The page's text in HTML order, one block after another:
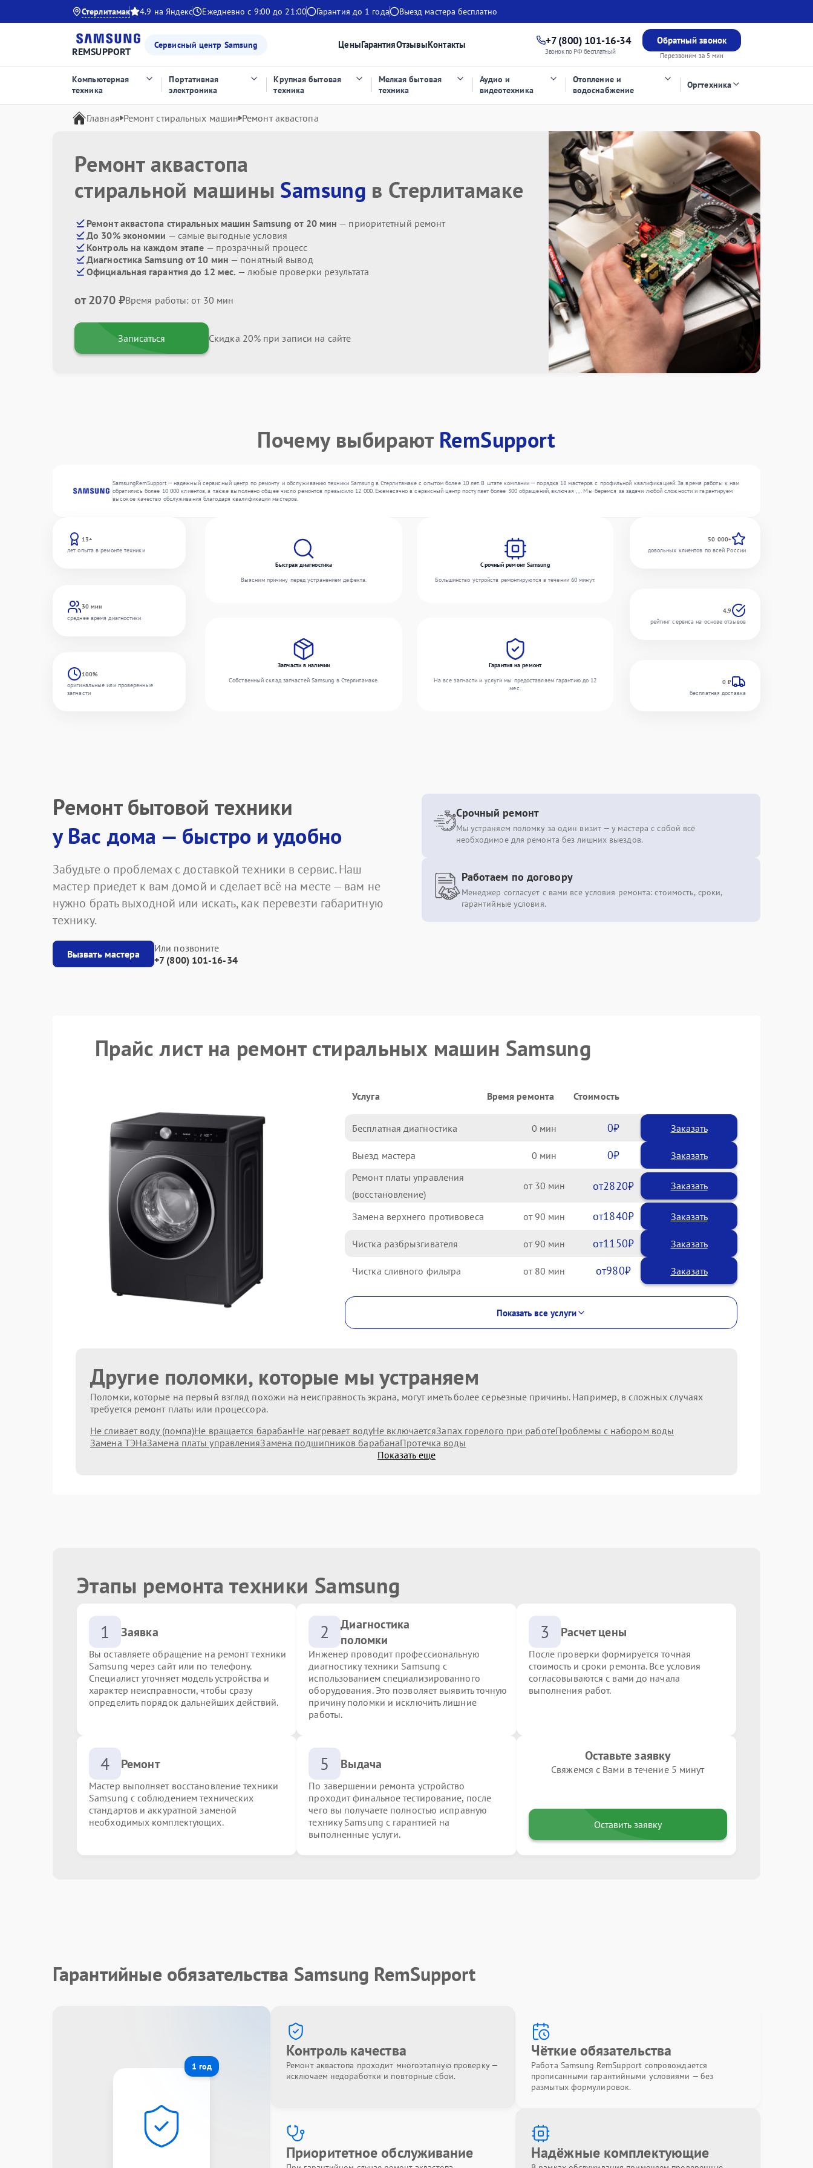
Стерлитамак 4.9 на Яндекс Ежедневно с 9:00 до 21:00 Гарантия до 1 года Выезд мастера бесплатно
REMSUPPORT
Сервисный центр Samsung ЦеныГарантияОтзывыКонтакты +7 (800) 101-16-34
Звонок по РФ бесплатный
Обратный звонок
Перезвоним за 5 мин
Компьютерная
техника
Портативная
электроника
Крупная бытовая
техника
Мелкая бытовая
техника
Аудио и
видеотехника
Отопление и
водоснабжение
Оргтехника
Главная Ремонт стиральных машин Ремонт аквастопа
Ремонт аквастопа
стиральной машины Samsung в Стерлитамаке
Ремонт аквастопа стиральных машин Samsung от 20 мин — приоритетный ремонт
До 30% экономии — самые выгодные условия
Контроль на каждом этапе — прозрачный процесс
Диагностика Samsung от 10 мин — понятный вывод
Официальная гарантия до 12 мес. — любые проверки результата
от 2070 ₽Время работы: от 30 мин
Записаться Скидка 20% при записи на сайте
Почему выбирают RemSupport
SamsungRemSupport — надежный сервисный центр по ремонту и обслуживанию техники Samsung в Стерлитамаке с опытом более 10 лет. В штате компании — порядка 18 мастеров с профильной квалификацией. За время работы к нам
обратились более 10 000 клиентов, а также выполнено общее число ремонтов превысило 12 000. Ежемесячно в сервисный центр поступает более 300 обращений, включая , , . Мы беремся за задачи любой сложности и гарантируем
высокое качество обслуживания благодаря квалификации мастеров.
13+
лет опыта в ремонте техники
30 мин
среднее время диагностики
100%
оригинальные или проверенные
запчасти
Быстрая диагностика
Выясним причину перед устранением дефекта.
Срочный ремонт Samsung
Большинство устройств ремонтируются в течении 60 минут.
Запчасти в наличии
Собственный склад запчастей Samsung в Стерлитамаке.
Гарантия на ремонт
На все запчасти и услуги мы предоставляем гарантию до 12
мес.
50 000+
довольных клиентов по всей России
4.9
рейтинг сервиса на основе отзывов
0 ₽
бесплатная доставка
Ремонт бытовой техники
у Вас дома — быстро и удобно
Забудьте о проблемах с доставкой техники в сервис. Наш
мастер приедет к вам домой и сделает всё на месте — вам не
нужно брать выходной или искать, как перевезти габаритную
технику.
Вызвать мастера
Или позвоните
+7 (800) 101-16-34
Срочный ремонт
Мы устраняем поломку за один визит — у мастера с собой всё
необходимое для ремонта без лишних выездов.
Работаем по договору
Менеджер согласует с вами все условия ремонта: стоимость, сроки,
гарантийные условия.
Прайс лист на ремонт стиральных машин Samsung
Услуга Время ремонта Стоимость
Бесплатная диагностика 0 0 Заказать
Выезд мастера 0 0
Заказать
Ремонт платы управления
(восстановление)
30 2820
Замена верхнего противовеса 90 1840
Чистка разбрызгивателя 90 1150
Чистка сливного фильтра 80 980
Показать все услуги
Другие поломки, которые мы устраняем
Поломки, которые на первый взгляд похожи на неисправность экрана, могут иметь более серьезные причины. Например, в сложных случаях
требуется ремонт платы или процессора.
Не сливает воду (помпа)Не вращается барабанНе нагревает водуНе включаетсяЗапах горелого при работеПроблемы с набором воды
Замена ТЭНаЗамена платы управленияЗамена подшипников барабанаПротечка воды
Показать еще
Этапы ремонта техники Samsung
1 Заявка
Вы оставляете обращение на ремонт техники
Samsung через сайт или по телефону.
Специалист уточняет модель устройства и
характер неисправности, чтобы сразу
определить порядок дальнейших действий.
2
Диагностика
поломки
Инженер проводит профессиональную
диагностику техники Samsung с
использованием специализированного
оборудования. Это позволяет выявить точную
причину поломки и исключить лишние
работы.
3 Расчет цены
После проверки формируется точная
стоимость и сроки ремонта. Все условия
согласовываются с вами до начала
выполнения работ.
4 Ремонт
Мастер выполняет восстановление техники
Samsung с соблюдением технических
стандартов и аккуратной заменой
необходимых комплектующих.
5 Выдача
По завершении ремонта устройство
проходит финальное тестирование, после
чего вы получаете полностью исправную
технику Samsung с гарантией на
выполненные услуги.
Оставьте заявку
Свяжемся с Вами в течение 5 минут
Оставить заявку
Гарантийные обязательства Samsung RemSupport
1 год
Контроль качества
Ремонт аквастопа проходит многоэтапную проверку —
исключаем недоработки и повторные сбои.
Чёткие обязательства
Работа Samsung RemSupport сопровождается
прописанными гарантийными условиями — без
размытых формулировок.
Приоритетное обслуживание Надёжные комплектующие